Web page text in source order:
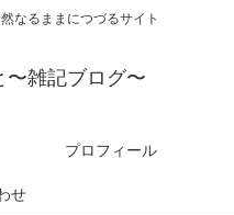
なるままにつづるサイト
〜雑記ブログ〜
プロフィール
せ